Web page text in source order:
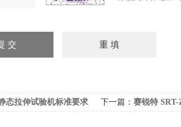
态拉伸试验机标准要求 下一篇： 赛锐特